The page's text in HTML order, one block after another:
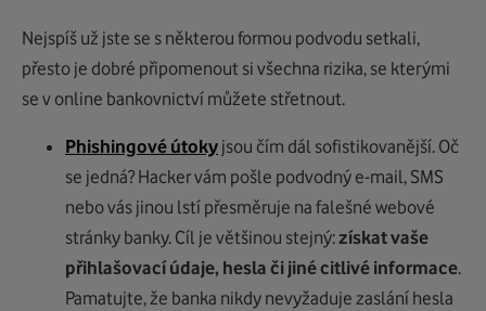
Nejspíš už jste se s některou formou podvodu setkali,
přesto je dobré připomenout si všechna rizika, se kterými
se v online bankovnictví můžete střetnout.
Phishingové útoky jsou čím dál sofistikovanější. Oč
se jedná? Hacker vám pošle podvodný e-mail, SMS
nebo vás jinou lstí přesměruje na falešné webové
stránky banky. Cíl je většinou stejný:získat vaše
přihlašovací údaje, hesla či jiné citlivé informace.
Pamatujte, že banka nikdy nevyžaduje zaslání hesla